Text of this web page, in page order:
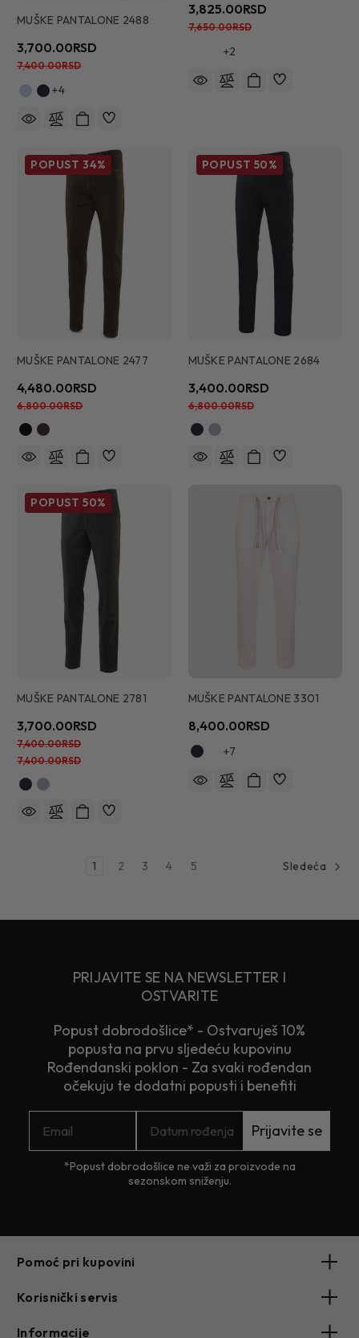
MUŠKE PANTALONE 2488
3,700.00RSD
7,400.00RSD
+4
3,825.00RSD
7,650.00RSD
+2
POPUST34%
MUŠKE PANTALONE 2477
4,480.00RSD
6,800.00RSD
POPUST 50%
MUŠKE PANTALONE 2684
3,400.00RSD
6,800.00RSD
POPUST50%
MUŠKE PANTALONE 2781
3,700.00RSD
7,400.00RSD
7,400.00RSD
MUŠKE PANTALONE 3301
8,400.00RSD
+7
1 2 3 4 5 Sledeća
PRIJAVITE SE NA NEWSLETTER I
OSTVARITE
Popust dobrodošlice* - Ostvaruješ 10%
popusta na prvu sljedeću kupovinu
Rođendanski poklon - Za svaki rođendan
očekuju te dodatni popusti i benefiti
Prijavite se
*Popust dobrodošlice ne važi za proizvode na
sezonskom sniženju.
Pomoć pri kupovini
Korisnički servis
Informacije